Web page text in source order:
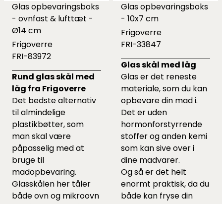
Glas opbevaringsboks
- ovnfast & lufttæt -
Ø14 cm
Frigoverre
FRI-83972
Rund glas skål med
låg fra Frigoverre
Det bedste alternativ
til almindelige
plastikbøtter, som
man skal være
påpasselig med at
bruge til
madopbevaring.
Glasskålen her tåler
både ovn og mikroovn
Glas opbevaringsboks
- 10x7 cm
Frigoverre
FRI-33847
Glas skål med låg
Glas er det reneste
materiale, som du kan
opbevare din mad i.
Det er uden
hormonforstyrrende
stoffer og anden kemi
som kan sive over i
dine madvarer.
Og så er det helt
enormt praktisk, da du
både kan fryse din